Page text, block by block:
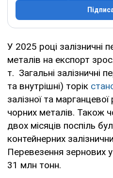
У 2025 році залізничні
металів на експорт
т. Загальні залізничні
та внутрішні) торік
залізної та
чорних металів. Також
двох місяців поспіль
контейнерних
Перевезення зернових
31 млн тонн.